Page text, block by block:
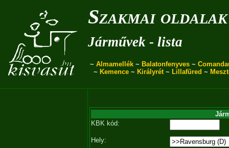
Szakmai oldalak
Járművek - lista
~ Almamellék ~ Balatonfenyves ~
~ Kemence~ Királyrét~ Lillafüred ~
KBK kód:
Hely: